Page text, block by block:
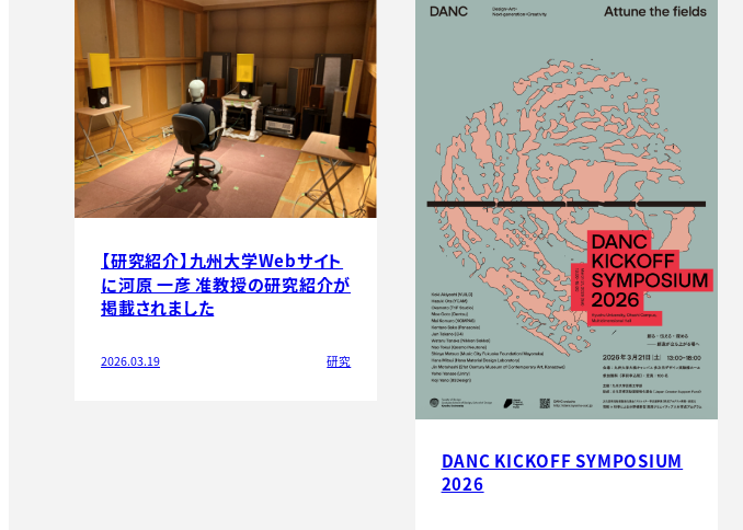
【研究紹介】九州大学Webサイト
に河原 一彦 准教授の研究紹介が
掲載されました
2026.03.19 研究
DANC KICKOFF SYMPOSIUM
2026